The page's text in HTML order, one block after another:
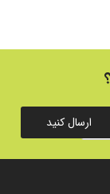
ارسال کنید